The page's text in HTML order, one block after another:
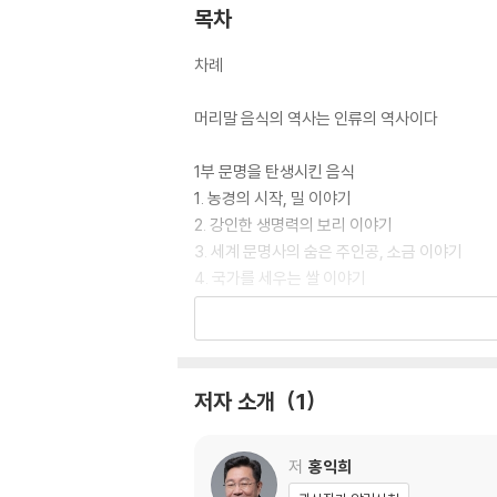
목차
차례
머리말 음식의 역사는 인류의 역사이다
1부 문명을 탄생시킨 음식
1. 농경의 시작, 밀 이야기
2. 강인한 생명력의 보리 이야기
3. 세계 문명사의 숨은 주인공, 소금 이야기
4. 국가를 세우는 쌀 이야기
3. 신대륙 발견의 일등 공신, 후추 이야기
5. 신대륙의 숨은 보물, 고추 이야기
저자 소개 1
저 홍익희